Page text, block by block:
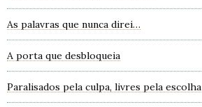
As palavras que nunca direi…
A porta que desbloqueia
Paralisados pela culpa, livres pela escolha